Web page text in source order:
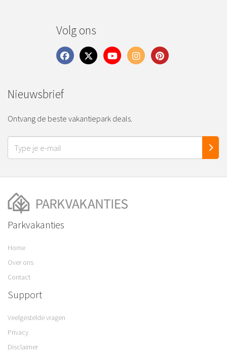
Volg ons
Nieuwsbrief
Ontvang de beste vakantiepark deals.
Parkvakanties
Home
Over ons
Contact
Support
Veelgestelde vragen
Privacy
Disclaimer